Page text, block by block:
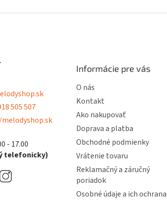
505 507
- 17.00
telefonicky)
Informácie pre vás
O nás
Kontakt
Ako nakupovať
Doprava a platba
Obchodné podmienky
Vrátenie tovaru
Reklamačný a záručný
poriadok
Osobné údaje a ich ochrana